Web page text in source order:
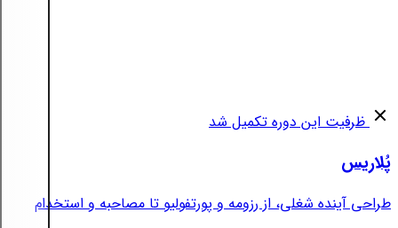
ظرفیت این دوره تکمیل شد
پُلاریس
طراحی آینده شغلی، از رزومه و پورتفولیو تا مصاحبه و استخدام